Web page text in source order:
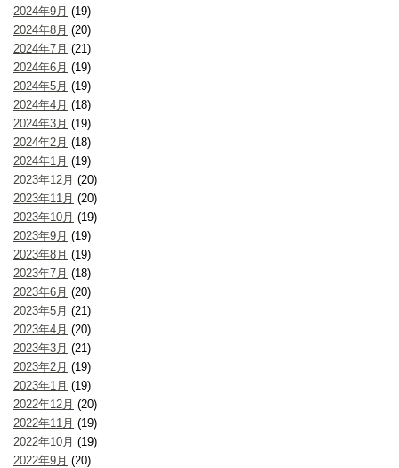
2024年9月 (19)
2024年8月 (20)
2024年7月 (21)
2024年6月 (19)
2024年5月 (19)
2024年4月 (18)
2024年3月 (19)
2024年2月 (18)
2024年1月 (19)
2023年12月 (20)
2023年11月 (20)
2023年10月 (19)
2023年9月 (19)
2023年8月 (19)
2023年7月 (18)
2023年6月 (20)
2023年5月 (21)
2023年4月 (20)
2023年3月 (21)
2023年2月 (19)
2023年1月 (19)
2022年12月 (20)
2022年11月 (19)
2022年10月 (19)
2022年9月 (20)